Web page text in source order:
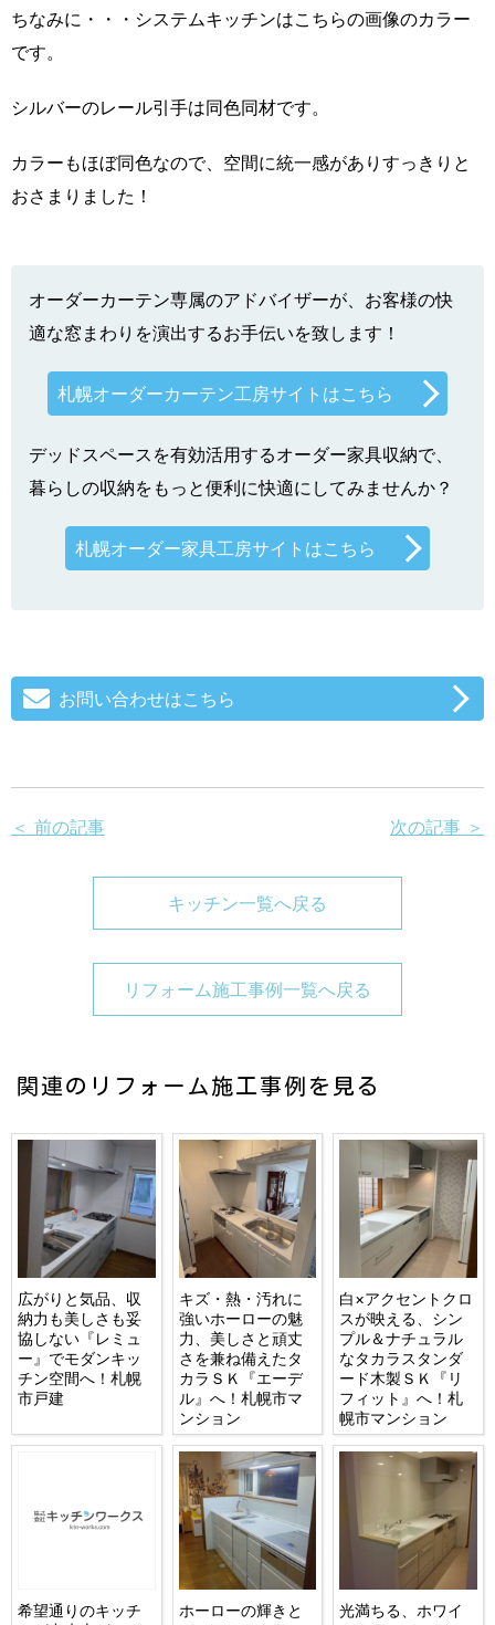
ちなみに・・・システムキッチンはこちらの画像のカラー
です。
シルバーのレール引手は同色同材です。
カラーもほぼ同色なので、空間に統一感がありすっきりと
おさまりました！
オーダーカーテン専属のアドバイザーが、お客様の快
適な窓まわりを演出するお手伝いを致します！
札幌オーダーカーテン工房サイトはこちら
デッドスペースを有効活用するオーダー家具収納で、
暮らしの収納をもっと便利に快適にしてみませんか？
札幌オーダー家具工房サイトはこちら
お問い合わせはこちら
＜ 前の記事 次の記事 ＞
キッチン一覧へ戻る
リフォーム施工事例一覧へ戻る
関連のリフォーム施工事例を見る
広がりと気品、収
納力も美しさも妥
協しない『レミュ
ー』でモダンキッ
チン空間へ！札幌
市戸建
キズ・熱・汚れに
強いホーローの魅
力、美しさと頑丈
さを兼ね備えたタ
カラＳＫ『エーデ
ル』へ！札幌市マ
ンション
白×アクセントクロ
スが映える、シン
プル＆ナチュラル
なタカラスタンダ
ード木製ＳＫ『リ
フィット』へ！札
幌市マンション
希望通りのキッチ
ホーローの輝きと
光満ちる、ホワイ